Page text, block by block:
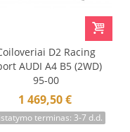
D2 Racing
AUDI A4 B5 (2WD)
95-00
1 469,50 €
terminas: 3-7 d.d.